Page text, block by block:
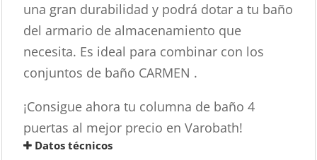
una gran durabilidad y podrá dotar a tu baño
del armario de almacenamiento que
necesita. Es ideal para combinar con los
conjuntos de baño CARMEN .
¡Consigue ahora tu columna de baño 4
puertas al mejor precio en Varobath!
Datos técnicos